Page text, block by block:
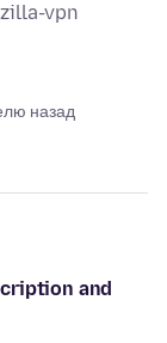
vpn
назад
and